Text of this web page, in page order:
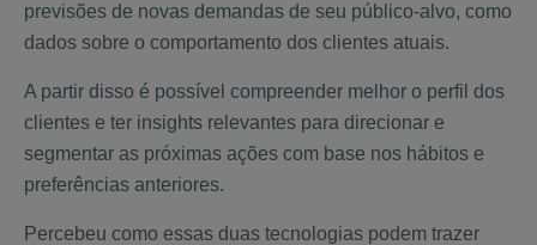
previsões de novas demandas de seu público-alvo, como
dados sobre o comportamento dos clientes atuais.
A partir disso é possível compreender melhor o perfil dos
clientes e ter insights relevantes para direcionar e
segmentar as próximas ações com base nos hábitos e
preferências anteriores.
Percebeu como essas duas tecnologias podem trazer